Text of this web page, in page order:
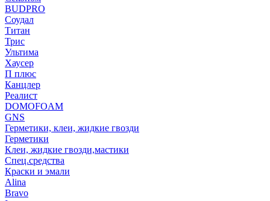
BUDPRO
Соудал
Титан
Трис
Ультима
Хаусер
П плюс
Канцлер
Реалист
DOMOFOAM
GNS
Герметики, клеи, жидкие гвозди
Герметики
Клеи, жидкие гвозди,мастики
Спец.средства
Краски и эмали
Alina
Bravo